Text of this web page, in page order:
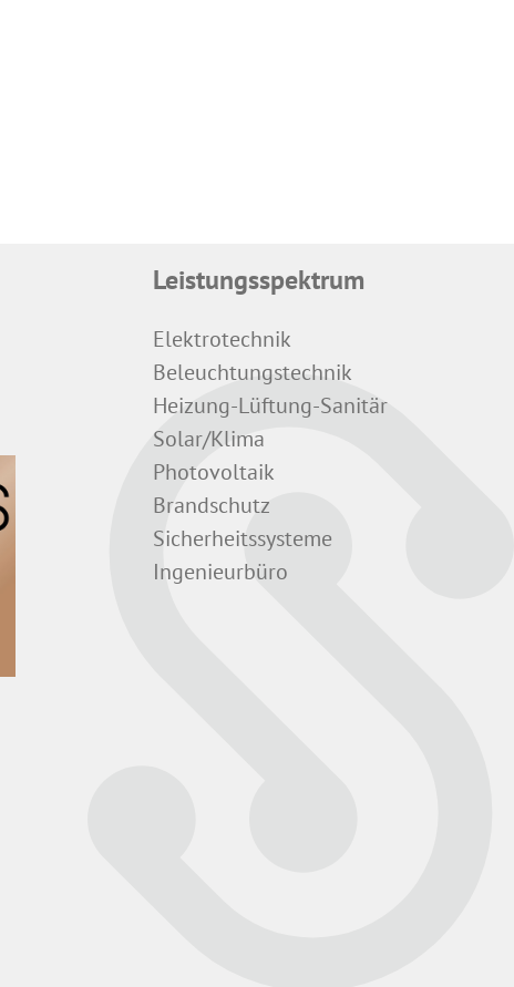
Leistungsspektrum
Elektrotechnik
Beleuchtungstechnik
Heizung-Lüftung-Sanitär
Solar/Klima
Photovoltaik
Brandschutz
Sicherheitssysteme
Ingenieurbüro